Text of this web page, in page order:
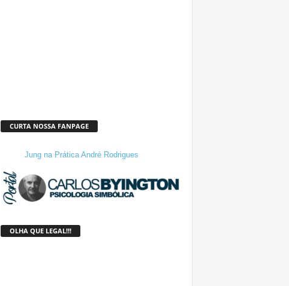
CURTA NOSSA FANPAGE
Jung na Prática André Rodrigues
OLHA QUE LEGAL!!!